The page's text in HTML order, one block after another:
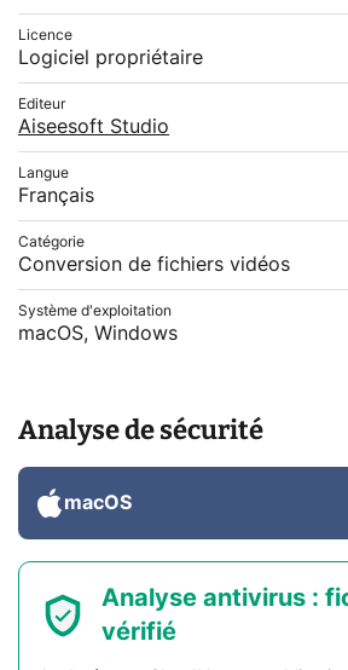
Licence
Logiciel propriétaire
Editeur
Aiseesoft Studio
Langue
Français
Catégorie
Conversion de fichiers vidéos
Système d'exploitation
macOS, Windows
Analyse de sécurité
macOS
Analyse antivirus :
vérifié